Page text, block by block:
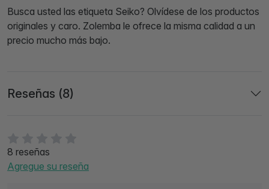
8 reseñas
Agregue su reseña
Busca usted las etiqueta Seiko? Olvídese de los productos
originales y caro. Zolemba le ofrece la misma calidad a un
precio mucho más bajo.
Reseñas (8)